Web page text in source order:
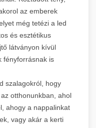
az emberek
még tetézi a led
és esztétikus
látványon kívül
fényforrásnak is
szalagokról, hogy
otthonunkban, ahol
ahogy a nappalinkat
vagy akár a kerti